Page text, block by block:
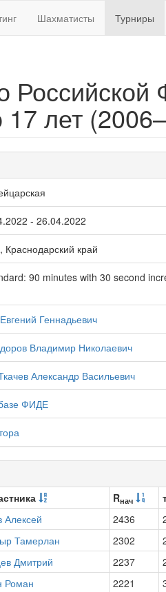
Шахматисты Турниры
лет
- 26.04.2022
Краснодарский край
90 minutes with 30 second
Геннадьевич
Владимир Николаевич
Александр Васильевич
ФИДЕ
Rнач
Алексей 2436
Тамерлан 2302
Дмитрий 2237
Роман 2221